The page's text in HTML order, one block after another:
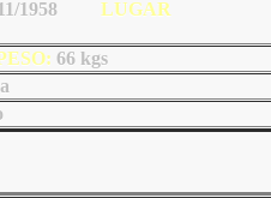
11/1958 LUGAR
66 kgs